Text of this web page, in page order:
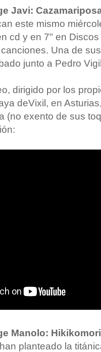
Javi:
este mismo
cd y en 7" en
Una de
junto a Pedro
dirigido por los
deVixil, en
(no exento de sus
Manolo:
planteado la